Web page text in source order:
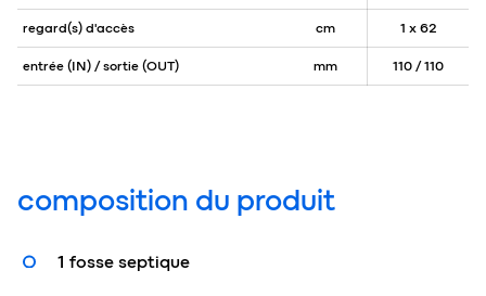
regard(s) d'accès cm 1 x 62
entrée (IN) / sortie (OUT) mm 110 / 110
composition du produit
1 fosse septique